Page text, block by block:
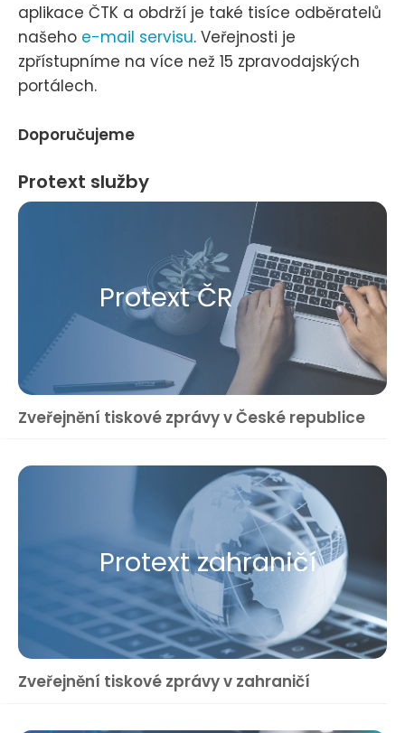
aplikace ČTK a obdrží je také tisíce odběratelů
našeho e-mail servisu. Veřejnosti je
zpřístupníme na více než 15 zpravodajských
portálech.
Doporučujeme
Protext služby
Protext ČR
Zveřejnění tiskové zprávy v České republice
Protext zahraničí
Zveřejnění tiskové zprávy v zahraničí